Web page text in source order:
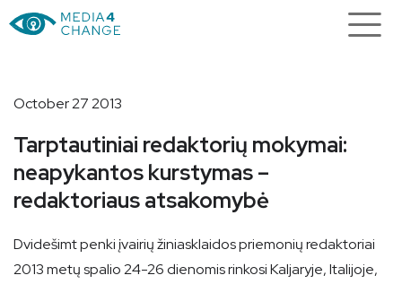
October 27 2013
Tarptautiniai redaktorių mokymai:
neapykantos kurstymas –
redaktoriaus atsakomybė
Dvidešimt penki įvairių žiniasklaidos priemonių redaktoriai
2013 metų spalio 24-26 dienomis rinkosi Kaljaryje, Italijoje,